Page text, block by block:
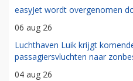
easyJet wordt overgenomen
06 aug 26
Luchthaven Luik krijgt
passagiersvluchten naar
04 aug 26